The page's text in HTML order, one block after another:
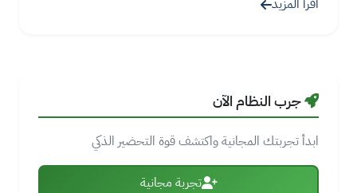
اقرأ المزيد
جرب النظام الآن
ابدأ تجربتك المجانية واكتشف قوة التحضير الذكي
تجربة مجانية